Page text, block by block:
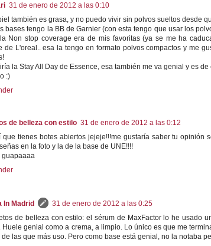
31 de enero de 2012 a las 0:10
también es grasa, y no puedo vivir sin polvos sueltos desde
bases tengo la BB de Garnier (con esta tengo que usar los
Non stop coverage era de mis favoritas (ya se me ha
de L'oreal.. esa la tengo en formato polvos compactos y me
la Stay All Day de Essence, esa también me va genial y es de
:)
de belleza con estilo 31 de enero de 2012 a las 0:12
que tienes botes abiertos jejeje!!!me gustaría saber tu opinión
en la foto y la de la base de UNE!!!!
guapaaaa
In Madrid
31 de enero de 2012 a las 0:25
de belleza con estilo: el sérum de MaxFactor lo he usado
Huele genial como a crema, a limpio. Lo único es que me
de las que más uso. Pero como base está genial, no la notaba